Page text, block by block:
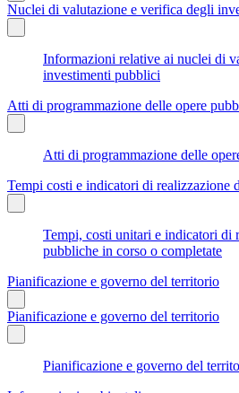
Nuclei di valutazione e verifica degli
Informazioni relative ai nuclei di
investimenti pubblici
Atti di programmazione delle opere
Atti di programmazione delle
Tempi costi e indicatori di realizzazione
Tempi, costi unitari e indicatori di
pubbliche in corso o completate
Pianificazione e governo del territorio
Pianificazione e governo del territorio
Pianificazione e governo del